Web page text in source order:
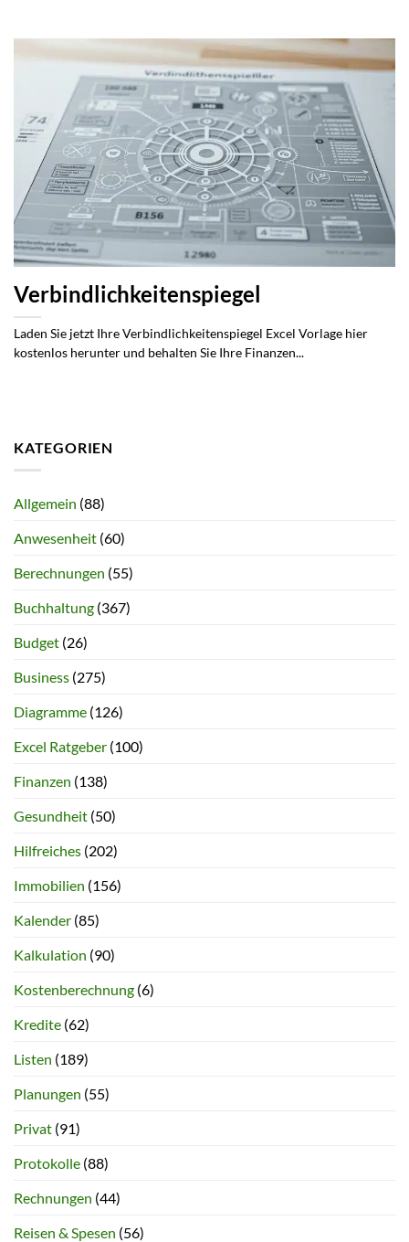
Verbindlichkeitenspiegel
Laden Sie jetzt Ihre Verbindlichkeitenspiegel Excel Vorlage hier
kostenlos herunter und behalten Sie Ihre Finanzen...
KATEGORIEN
Allgemein (88)
Anwesenheit (60)
Berechnungen (55)
Buchhaltung (367)
Budget (26)
Business (275)
Diagramme (126)
Excel Ratgeber (100)
Finanzen (138)
Gesundheit (50)
Hilfreiches (202)
Immobilien (156)
Kalender (85)
Kalkulation (90)
Kostenberechnung (6)
Kredite (62)
Listen (189)
Planungen (55)
Privat (91)
Protokolle (88)
Rechnungen (44)
Reisen & Spesen (56)